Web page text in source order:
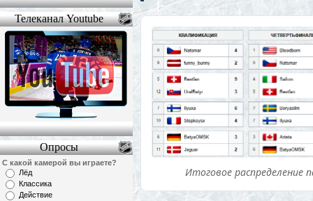
Телеканал Youtube
Опросы
С какой камерой вы играете?
Лёд
Классика
Действие
Итоговое распределение